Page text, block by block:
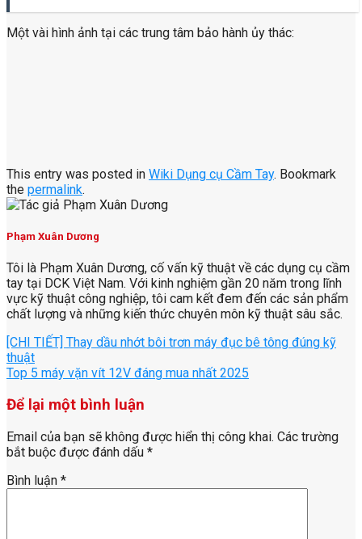
Một vài hình ảnh tại các trung tâm bảo hành ủy thác:
This entry was posted in Wiki Dụng cụ Cầm Tay. Bookmark
the permalink.
Phạm Xuân Dương
Tôi là Phạm Xuân Dương, cố vấn kỹ thuật về các dụng cụ cầm
tay tại DCK Việt Nam. Với kinh nghiệm gần 20 năm trong lĩnh
vực kỹ thuật công nghiệp, tôi cam kết đem đến các sản phẩm
chất lượng và những kiến thức chuyên môn kỹ thuật sâu sắc.
[CHI TIẾT] Thay dầu nhớt bôi trơn máy đục bê tông đúng kỹ
thuật
Top 5 máy vặn vít 12V đáng mua nhất 2025
Để lại một bình luận
Email của bạn sẽ không được hiển thị công khai. Các trường
bắt buộc được đánh dấu *
Bình luận *